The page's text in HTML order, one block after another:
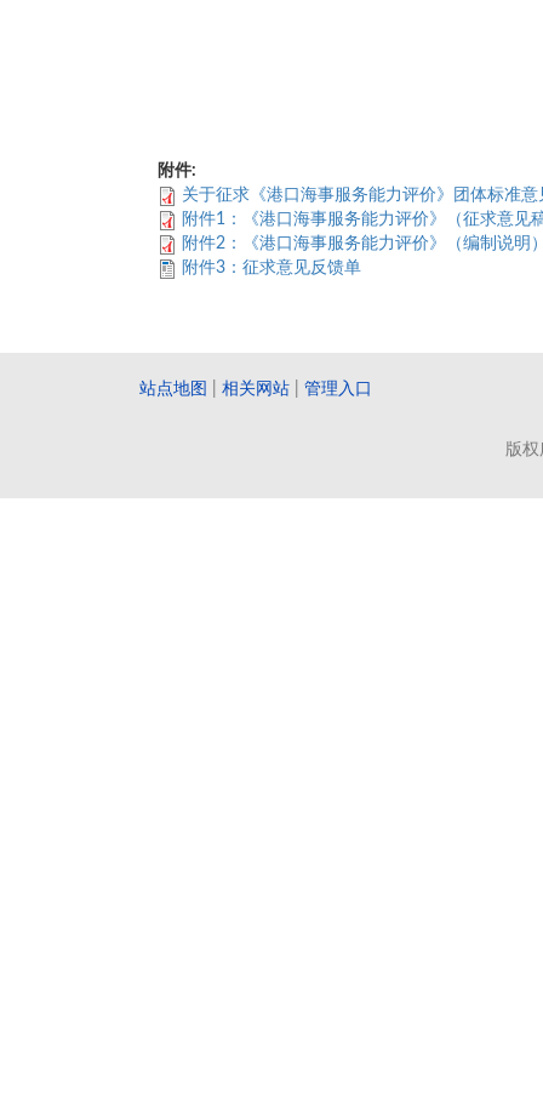
附件:
关于征求《港口海事服务能力评价》团体标准意
附件1：《港口海事服务能力评价》（征求意见
附件2：《港口海事服务能力评价》（编制说明
附件3：征求意见反馈单
站点地图 相关网站 管理入口
版